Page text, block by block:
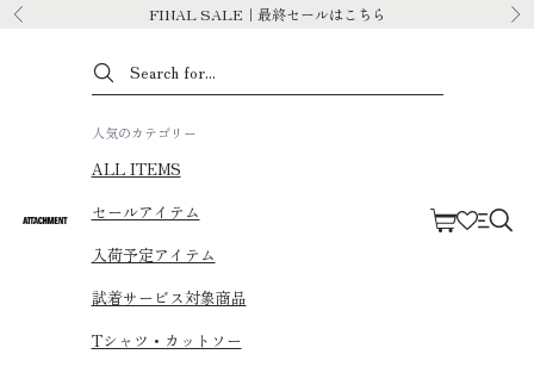
Skip to content
Previous FINAL SALE｜最終セールはこちら
ATTACHMENT Cart
人気のカテゴリー
ALL ITEMS
セールアイテム
入荷予定アイテム
試着サービス対象商品
Tシャツ・カットソー